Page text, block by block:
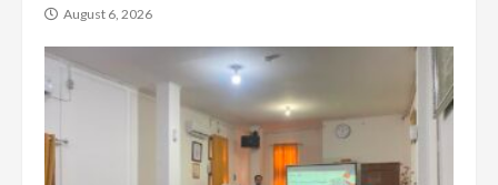
August 6, 2026